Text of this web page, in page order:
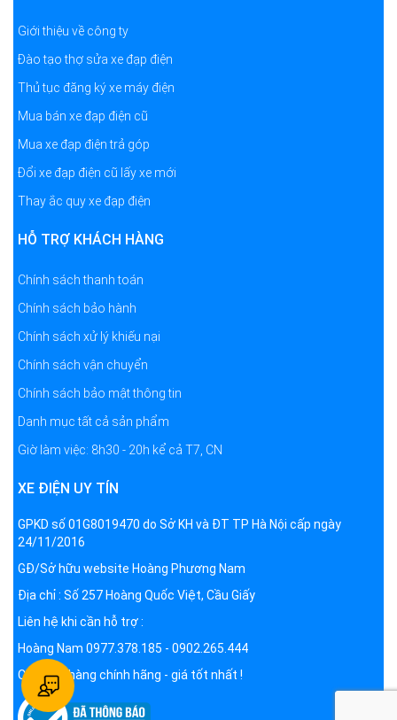
Giới thiệu về công ty
Đào tạo thợ sửa xe đạp điện
Thủ tục đăng ký xe máy điện
Mua bán xe đạp điện cũ
Mua xe đạp điện trả góp
Đổi xe đạp điện cũ lấy xe mới
Thay ắc quy xe đạp điện
HỖ TRỢ KHÁCH HÀNG
Chính sách thanh toán
Chính sách bảo hành
Chính sách xử lý khiếu nại
Chính sách vận chuyển
Chính sách bảo mật thông tin
Danh mục tất cả sản phẩm
Giờ làm việc: 8h30 - 20h kể cả T7, CN
XE ĐIỆN UY TÍN
GPKD số 01G8019470 do Sở KH và ĐT TP Hà Nội cấp ngày
24/11/2016
GĐ/Sở hữu website Hoàng Phương Nam
Địa chỉ : Số 257 Hoàng Quốc Việt, Cầu Giấy
Liên hệ khi cần hỗ trợ :
Hoàng Nam 0977.378.185 - 0902.265.444
Cam kết hàng chính hãng - giá tốt nhất !